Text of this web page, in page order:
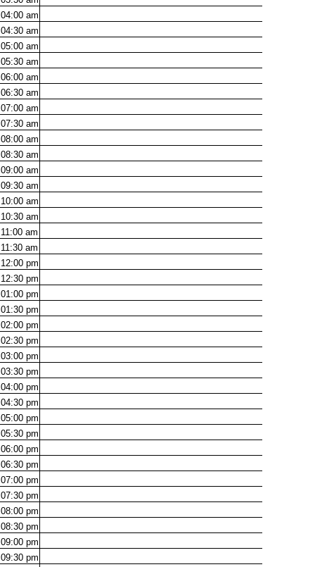
04:00 am
04:30 am
05:00 am
05:30 am
06:00 am
06:30 am
07:00 am
07:30 am
08:00 am
08:30 am
09:00 am
09:30 am
10:00 am
10:30 am
11:00 am
11:30 am
12:00 pm
12:30 pm
01:00 pm
01:30 pm
02:00 pm
02:30 pm
03:00 pm
03:30 pm
04:00 pm
04:30 pm
05:00 pm
05:30 pm
06:00 pm
06:30 pm
07:00 pm
07:30 pm
08:00 pm
08:30 pm
09:00 pm
09:30 pm